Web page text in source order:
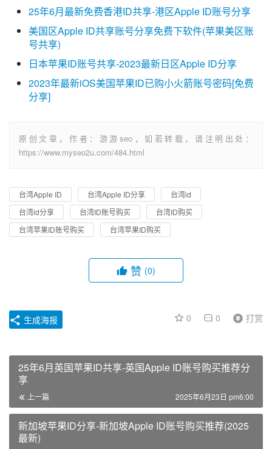
25年6月最新免费香港ID共享-港区Apple ID账号分享
美国区Apple ID共享账号分享免费下软件(苹果美区账
号共享)
日本苹果ID账号共享-2023最新日区Apple ID分享
2023年最新iOS美国苹果ID已购小火箭账号密码[免费
分享]
原创文章，作者：游游seo，如若转载，请注明出处：
https://www.myseo2u.com/484.html
台湾Apple ID 台湾Apple ID分享
台湾id
台湾id分享
台湾ID账号购买
台湾ID购买
台湾苹果ID账号购买
台湾苹果ID购买
赞 (0)
0 0 打赏
生成海报
25年6月英国苹果ID共享-英国Apple ID账号购买推荐分
享
上一篇 2025年6月23日 pm6:00
新加坡苹果ID分享-新加坡Apple ID账号购买推荐(2025
最新)